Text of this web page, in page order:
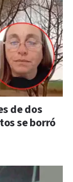
de dos
se borró